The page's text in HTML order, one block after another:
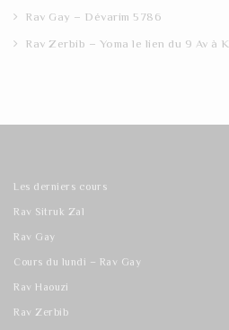
Rav Gay – Dévarim 5786
Rav Zerbib – Yoma le lien du 9 Av à
Les derniers cours
Rav Sitruk Zal
Rav Gay
Cours du lundi – Rav Gay
Rav Haouzi
Rav Zerbib